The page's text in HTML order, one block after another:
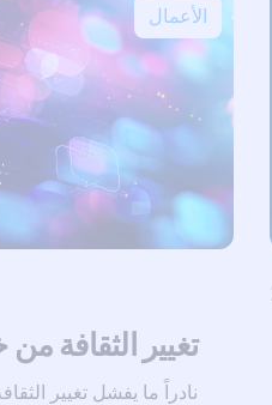
الأعمال
تغيير الثقافة من
نادراً ما يفشل تغيير